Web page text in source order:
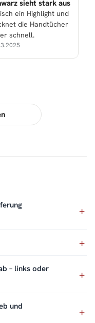
sieht stark aus
ein Highlight und
die Handtücher
schnell.
– links oder
und